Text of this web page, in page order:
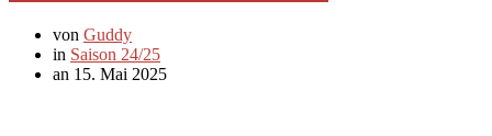
von Guddy
in Saison 24/25
an 15. Mai 2025